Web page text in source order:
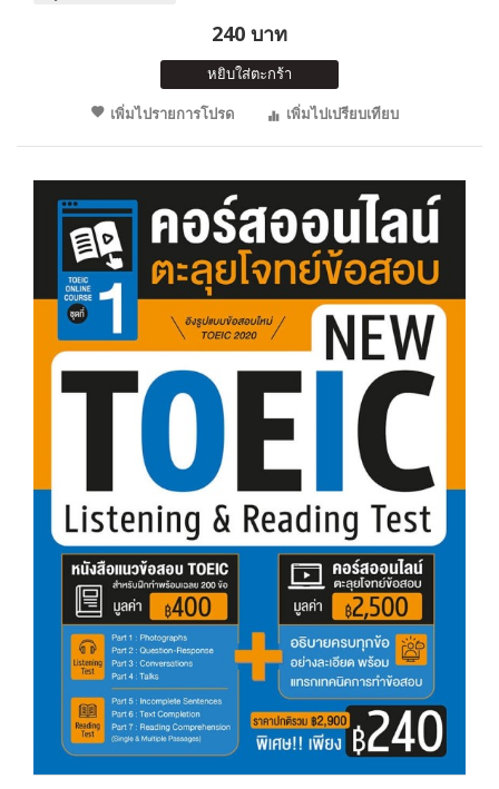
240 บาท
หยิบใส่ตะกร้า
เพิ่มไปรายการโปรด
เพิ่มไปเปรียบเทียบ